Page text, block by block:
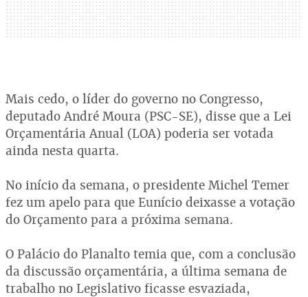
Mais cedo, o líder do governo no Congresso,
deputado André Moura (PSC-SE), disse que a Lei
Orçamentária Anual (LOA) poderia ser votada
ainda nesta quarta.
No início da semana, o presidente Michel Temer
fez um apelo para que Eunício deixasse a votação
do Orçamento para a próxima semana.
O Palácio do Planalto temia que, com a conclusão
da discussão orçamentária, a última semana de
trabalho no Legislativo ficasse esvaziada,